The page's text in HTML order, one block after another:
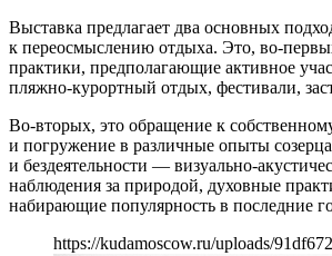
Выставка предлагает два основных
к переосмыслению отдыха. Это, во-
практики, предполагающие активное
пляжно-курортный отдых, фестивали,
Во-вторых, это обращение к
и погружение в различные опыты
и бездеятельности — визуально-
наблюдения за природой, духовные
набирающие популярность в последние
https://kudamoscow.ru/uploads/